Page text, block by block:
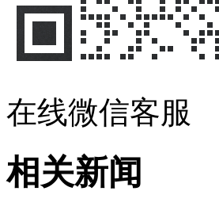
在线微信客服
相关新闻